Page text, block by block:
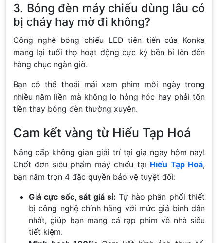
3. Bóng đèn máy chiếu dùng lâu có
bị cháy hay mờ đi không?
Công nghệ bóng chiếu LED tiên tiến của Konka
mang lại tuổi thọ hoạt động cực kỳ bền bỉ lên đến
hàng chục ngàn giờ.
Bạn có thể thoải mái xem phim mỗi ngày trong
nhiều năm liền mà không lo hỏng hóc hay phải tốn
tiền thay bóng đèn thường xuyên.
Cam kết vàng từ Hiếu Tạp Hoá
Nâng cấp không gian giải trí tại gia ngay hôm nay!
Chốt đơn siêu phẩm máy chiếu tại Hiếu Tạp Hoá,
bạn nắm trọn 4 đặc quyền bảo vệ tuyệt đối:
Giá cực sốc, sát giá sỉ: Tự hào phân phối thiết
bị công nghệ chính hãng với mức giá bình dân
nhất, giúp bạn mang cả rạp phim về nhà siêu
tiết kiệm.